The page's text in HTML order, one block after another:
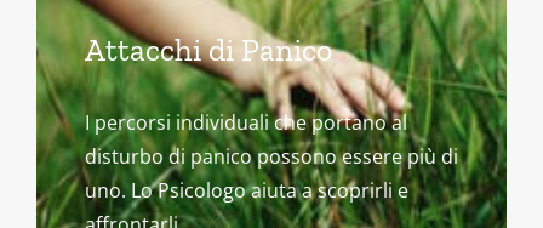
Attacchi di Panico
I percorsi individuali che portano al
disturbo di panico possono essere più di
uno. Lo Psicologo aiuta a scoprirli e